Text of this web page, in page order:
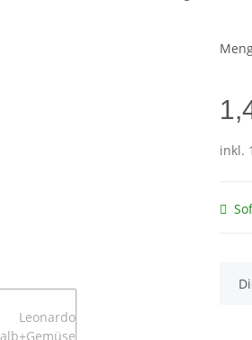
inkl.
x